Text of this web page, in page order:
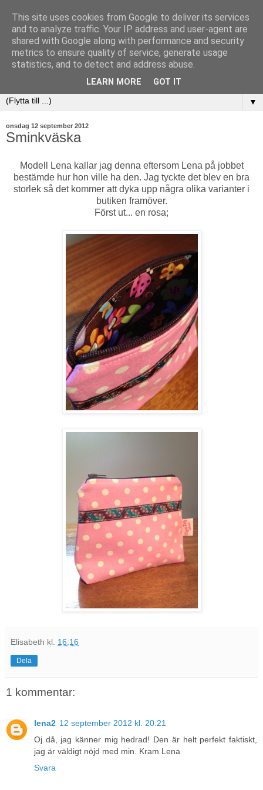
▼
onsdag 12 september 2012
Sminkväska
Modell Lena kallar jag denna eftersom Lena på jobbet
bestämde hur hon ville ha den. Jag tyckte det blev en bra
storlek så det kommer att dyka upp några olika varianter i
butiken framöver.
Först ut... en rosa;
Elisabeth kl. 16:16
Dela
1 kommentar:
lena2 12 september 2012 kl. 20:21
Oj då, jag känner mig hedrad! Den är helt perfekt faktiskt,
jag är väldigt nöjd med min. Kram Lena
Svara
This site uses cookies from Google to deliver its services
and to analyze traffic. Your IP address and user-agent are
shared with Google along with performance and security
metrics to ensure quality of service, generate usage
statistics, and to detect and address abuse.
LEARN MORE GOT IT